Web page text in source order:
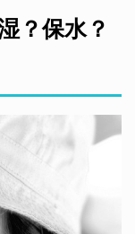
？保水？